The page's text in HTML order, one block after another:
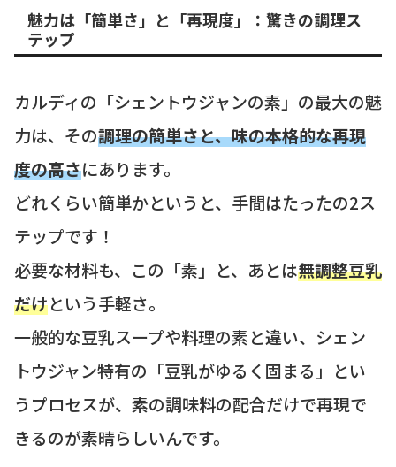
魅力は「簡単さ」と「再現度」：驚きの調理ス
テップ
カルディの「シェントウジャンの素」の最大の魅
力は、その調理の簡単さと、味の本格的な再現
度の高さにあります。
どれくらい簡単かというと、手間はたったの2ス
テップです！
必要な材料も、この「素」と、あとは無調整豆乳
だけという手軽さ。
一般的な豆乳スープや料理の素と違い、シェン
トウジャン特有の「豆乳がゆるく固まる」とい
うプロセスが、素の調味料の配合だけで再現で
きるのが素晴らしいんです。